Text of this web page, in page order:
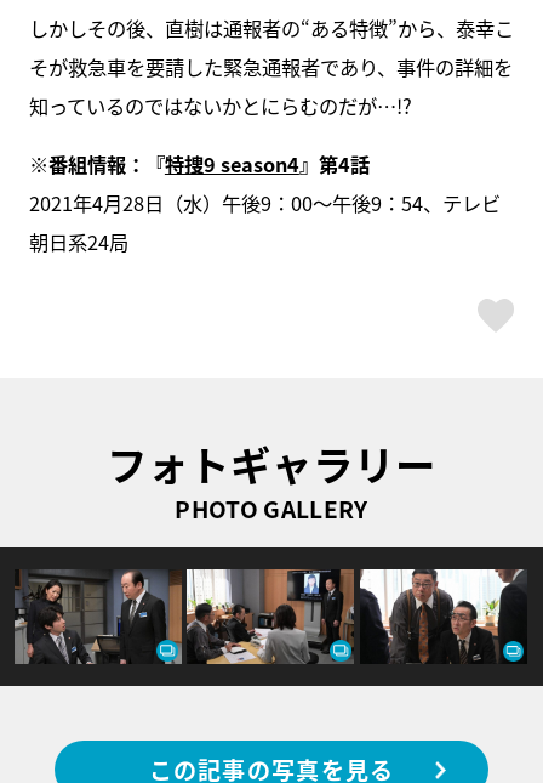
しかしその後、直樹は通報者の“ある特徴”から、泰幸こ
そが救急車を要請した緊急通報者であり、事件の詳細を
知っているのではないかとにらむのだが…!?
※番組情報：『特捜9 season4』第4話
2021年4月28日（水）午後9：00～午後9：54、テレビ
朝日系24局
フォトギャラリー
PHOTO GALLERY
この記事の写真を見る